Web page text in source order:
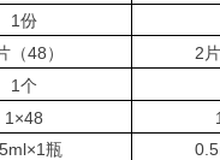
1份
（48）
2
1个
1×48
瓶